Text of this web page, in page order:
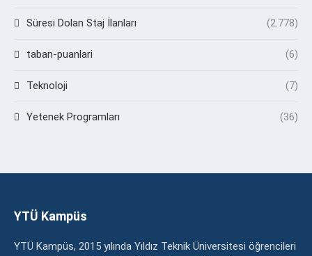
Süresi Dolan Staj İlanları (2.778)
taban-puanlari (6)
Teknoloji (7)
Yetenek Programları (36)
YTÜ Kampüs
YTÜ Kampüs, 2015 yılında Yıldız Teknik Üniversitesi öğrencileri